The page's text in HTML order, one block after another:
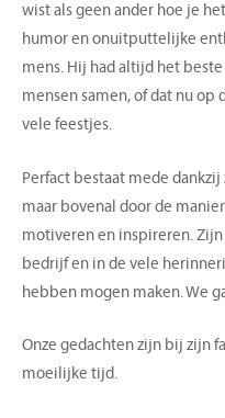
wist als geen ander hoe je
humor en onuitputtelijke
mens. Hij had altijd het
mensen samen, of dat nu op
vele feestjes.
Perfact bestaat mede
maar bovenal door de
motiveren en inspireren.
bedrijf en in de vele
hebben mogen maken. We
Onze gedachten zijn bij zijn
moeilijke tijd.